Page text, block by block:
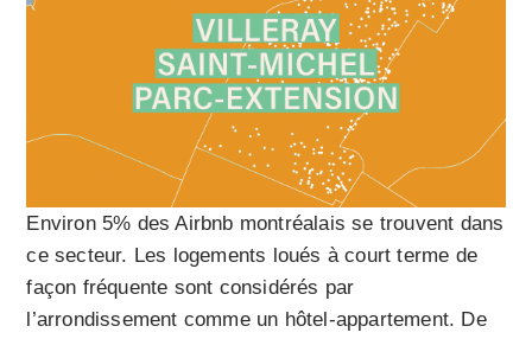
Environ 5% des Airbnb montréalais se trouvent dans
ce secteur. Les logements loués à court terme de
façon fréquente sont considérés par
l’arrondissement comme un hôtel-appartement. De